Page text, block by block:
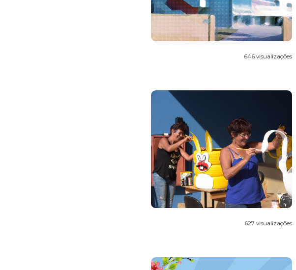
646 visualizações
627 visualizações